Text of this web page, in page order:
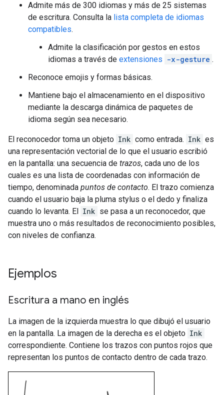
Admite más de 300 idiomas y más de 25 sistemas
de escritura. Consulta la lista completa de idiomas
compatibles.
Admite la clasificación por gestos en estos
idiomas a través de extensiones -x-gesture .
Reconoce emojis y formas básicas.
Mantiene bajo el almacenamiento en el dispositivo
mediante la descarga dinámica de paquetes de
idioma según sea necesario.
El reconocedor toma un objeto Ink como entrada. Ink es
una representación vectorial de lo que el usuario escribió
en la pantalla: una secuencia de trazos, cada uno de los
cuales es una lista de coordenadas con información de
tiempo, denominada puntos de contacto. El trazo comienza
cuando el usuario baja la pluma stylus o el dedo y finaliza
cuando lo levanta. El Ink se pasa a un reconocedor, que
muestra uno o más resultados de reconocimiento posibles,
con niveles de confianza.
Ejemplos
Escritura a mano en inglés
La imagen de la izquierda muestra lo que dibujó el usuario
en la pantalla. La imagen de la derecha es el objeto Ink
correspondiente. Contiene los trazos con puntos rojos que
representan los puntos de contacto dentro de cada trazo.